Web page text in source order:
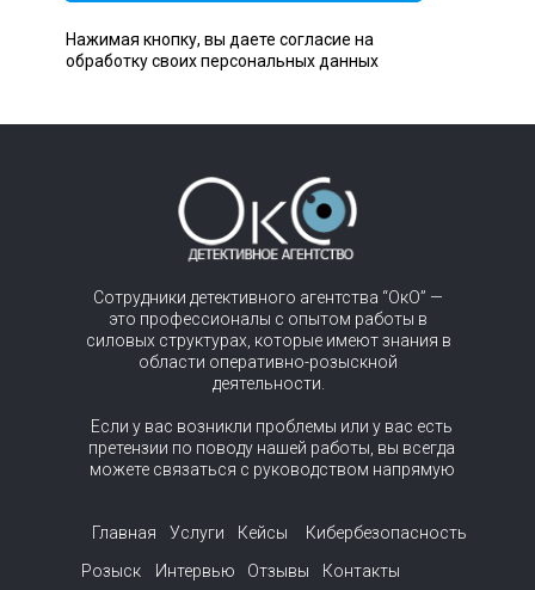
Нажимая кнопку, вы даете согласие на
обработку своих персональных данных
Главная Услуги Кейсы
Кибербезопасность
Интервью
Отзывы Контакты
Розыск
Сотрудники детективного агентства “ОкО” —
это профессионалы с опытом работы в
силовых структурах, которые имеют знания в
области оперативно-розыскной
деятельности.
Если у вас возникли проблемы или у вас есть
претензии по поводу нашей работы, вы всегда
можете связаться с руководством напрямую